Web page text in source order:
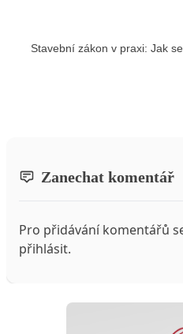
Stavební zákon v praxi: Jak
Zanechat komentář
Pro přidávání komentářů
přihlásit.